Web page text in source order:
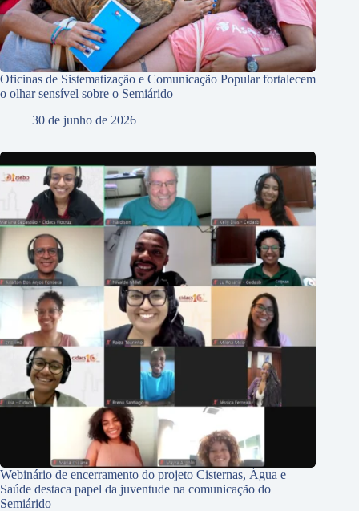
Oficinas de Sistematização e Comunicação Popular fortalecem
o olhar sensível sobre o Semiárido
30 de junho de 2026
Webinário de encerramento do projeto Cisternas, Água e
Saúde destaca papel da juventude na comunicação do
Semiárido